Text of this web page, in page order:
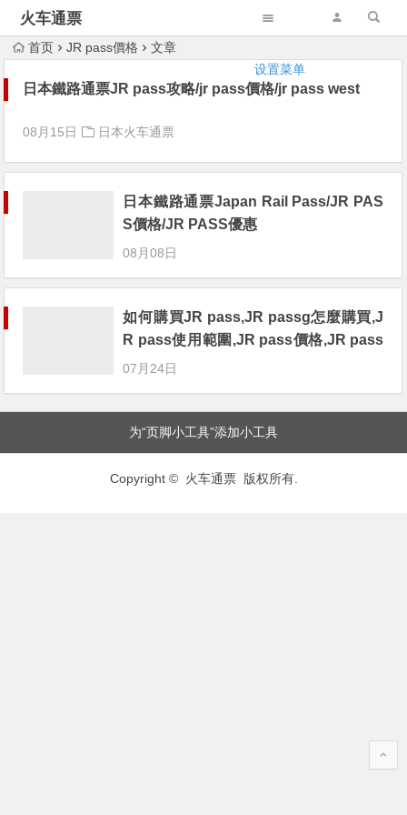
火车通票
设置菜单
首页 JR pass價格 文章
日本鐵路通票JR pass攻略/jr pass價格/jr pass west
08月15日 日本火车通票
日本鐵路通票Japan Rail Pass/JR PAS
S價格/JR PASS優惠
08月08日
如何購買JR pass,JR passg怎麼購買,J
R pass使用範圍,JR pass價格,JR pass
七日卷
07月24日
为“页脚小工具”添加小工具
Copyright © 火车通票 版权所有.